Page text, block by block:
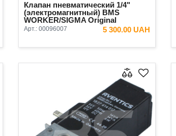
Клапан пневматический 1/4"
(электромагнитный) BMS
WORKER/SIGMA Original
Арт.: 00096007 5 300.00 UAH
В КОРЗИНУ